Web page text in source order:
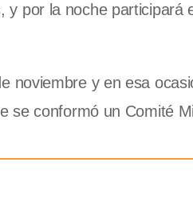
por la noche participará
noviembre y en esa
se conformó un Comité